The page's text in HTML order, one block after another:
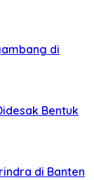
di
Bentuk
di Banten